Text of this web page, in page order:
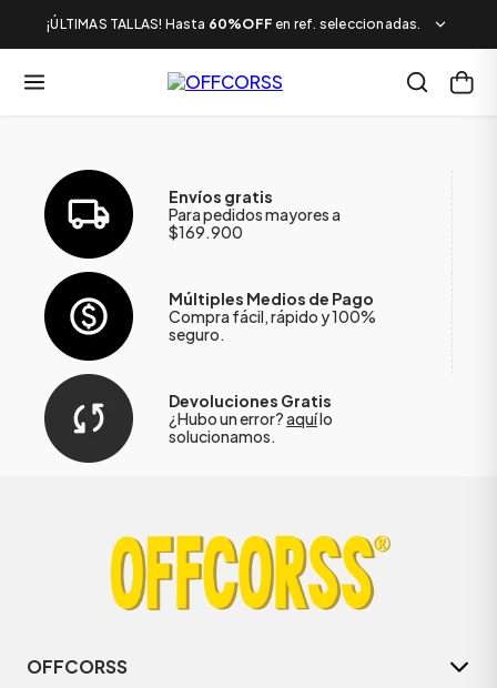
¡ÚLTIMAS TALLAS! Hasta 60%OFF en ref. seleccionadas.
Envíos gratis
Para pedidos mayores a
$169.900
Múltiples Medios de Pago
Compra fácil, rápido y 100%
seguro.
Devoluciones Gratis
¿Hubo un error?aquílo
solucionamos.
OFFCORSS